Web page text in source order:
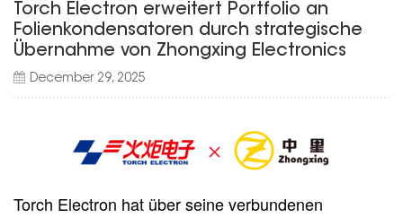
Torch Electron erweitert Portfolio an
Folienkondensatoren durch strategische
Übernahme von Zhongxing Electronics
December 29, 2025
Torch Electron hat über seine verbundenen